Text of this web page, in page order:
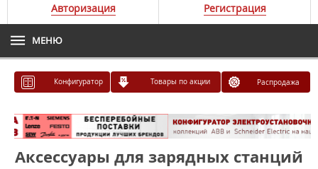
Авторизация Регистрация
МЕНЮ
Конфигуратор Товары по акции Распродажа
Аксессуары для зарядных станций